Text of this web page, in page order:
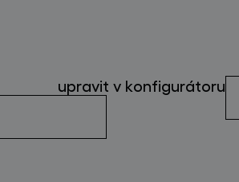
upravit v konfigurátoru